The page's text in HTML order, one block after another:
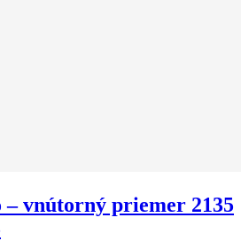
vnútorný priemer 2135